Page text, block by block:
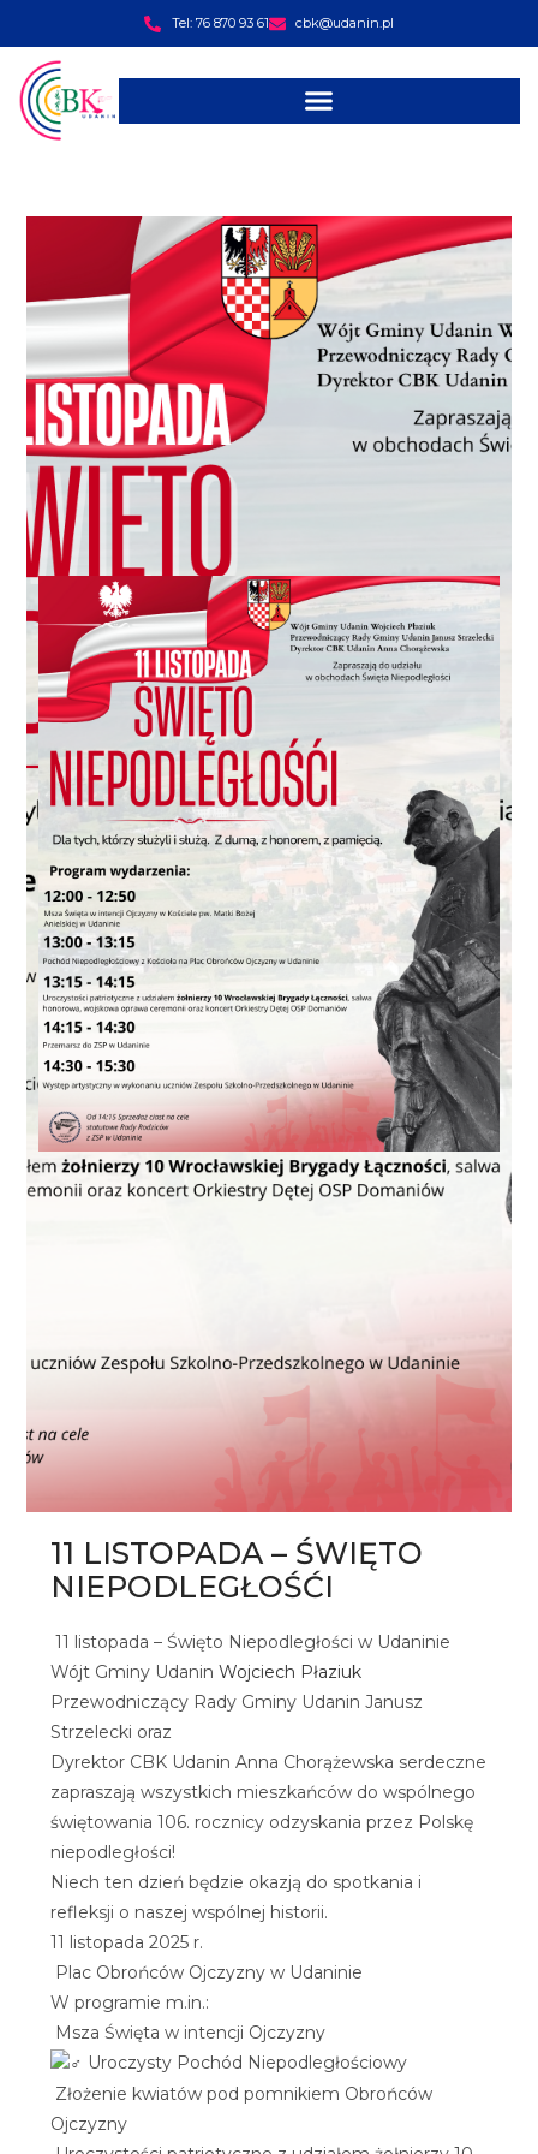
Tel: 76 870 93 61 cbk@udanin.pl
11 LISTOPADA – ŚWIĘTO
NIEPODLEGŁOŚĆI
11 listopada – Święto Niepodległości w Udaninie
Wójt Gminy UdaninWojciech Płaziuk
Przewodniczący Rady Gminy Udanin Janusz
Strzelecki oraz
Dyrektor CBK Udanin Anna Chorążewska serdeczne
zapraszają wszystkich mieszkańców do wspólnego
świętowania 106. rocznicy odzyskania przez Polskę
niepodległości!
Niech ten dzień będzie okazją do spotkania i
refleksji o naszej wspólnej historii.
11 listopada 2025 r.
Plac Obrońców Ojczyzny w Udaninie
W programie m.in.:
Msza Święta w intencji Ojczyzny
Uroczysty Pochód Niepodległościowy
Złożenie kwiatów pod pomnikiem Obrońców
Ojczyzny